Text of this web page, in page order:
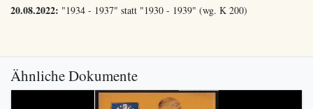
20.08.2022: "1934 - 1937" statt "1930 - 1939" (wg. K 200)
Ähnliche Dokumente